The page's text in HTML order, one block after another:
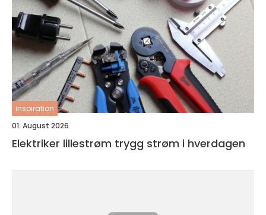
inspiration
01. August 2026
Elektriker lillestrøm trygg strøm i hverdagen